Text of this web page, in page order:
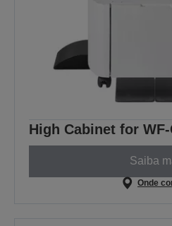
High Cabinet for WF-
Saiba
Onde